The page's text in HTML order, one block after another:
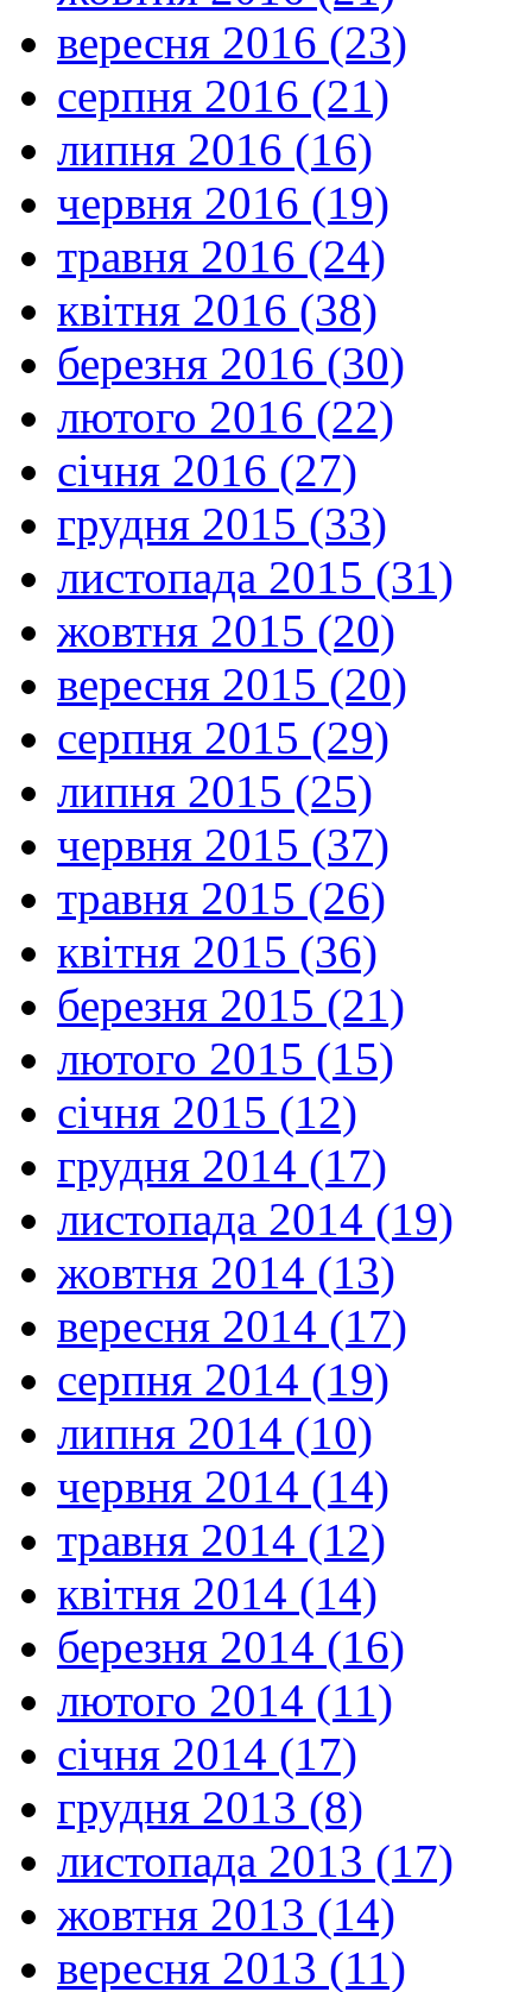
вересня 2016 (23)
серпня 2016 (21)
липня 2016 (16)
червня 2016 (19)
травня 2016 (24)
квітня 2016 (38)
березня 2016 (30)
лютого 2016 (22)
січня 2016 (27)
грудня 2015 (33)
листопада 2015 (31)
жовтня 2015 (20)
вересня 2015 (20)
серпня 2015 (29)
липня 2015 (25)
червня 2015 (37)
травня 2015 (26)
квітня 2015 (36)
березня 2015 (21)
лютого 2015 (15)
січня 2015 (12)
грудня 2014 (17)
листопада 2014 (19)
жовтня 2014 (13)
вересня 2014 (17)
серпня 2014 (19)
липня 2014 (10)
червня 2014 (14)
травня 2014 (12)
квітня 2014 (14)
березня 2014 (16)
лютого 2014 (11)
січня 2014 (17)
грудня 2013 (8)
листопада 2013 (17)
жовтня 2013 (14)
вересня 2013 (11)